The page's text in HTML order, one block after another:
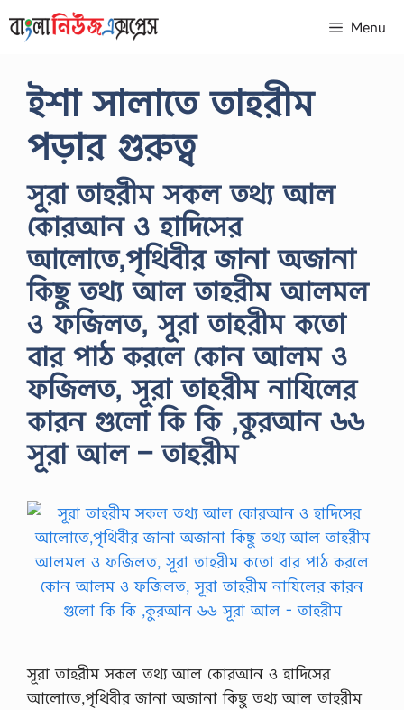
to
Menu
ইশা সালাতে তাহরীম
পড়ার গুরুত্ব
সূরা তাহরীম সকল তথ্য আল
কোরআন ও হাদিসের
আলোতে,পৃথিবীর জানা অজানা
কিছু তথ্য আল তাহরীম আলমল
ও ফজিলত, সূরা তাহরীম কতো
বার পাঠ করলে কোন আলম ও
ফজিলত, সূরা তাহরীম নাযিলের
কারন গুলো কি কি ,কুরআন ৬৬
সূরা আল – তাহরীম
সূরা তাহরীম সকল তথ্য আল কোরআন ও হাদিসের
আলোতে,পৃথিবীর জানা অজানা কিছু তথ্য আল তাহরীম